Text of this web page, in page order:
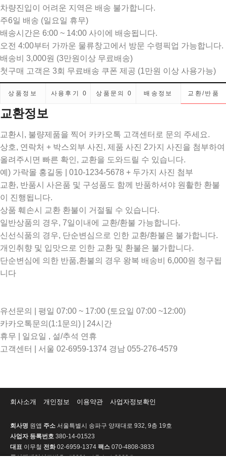
차량진입이 어려운 지역은 배송 불가합니다.
주6일 배송 (일요일 휴무)
배송시간은 6:00 ~ 14:00 사이에 배송됩니다.
오전 4:00부터 가까운 물류창고에서 방문 수령픽업 가능합니다.
배송비 3,000원 (3만원이상 무료배송)
첫구매 고객은 3회 무료배송 쿠폰 제공 (1만원 이상 사용가능)
상품정보 사용후기 0 상품문의0 배송정보 교환/반품
교환정보
교환시, 불량제품을 찍어 카카오톡 고객센터로 문의 주세요.
상호, 연락처 + 박스외부 사진, 제품 사진 2가지 사진을 첨부하여
올려주시면 빠른 확인, 교환을 도와드릴 수 있습니다.
예) 가락몰 홍길동 | 010-1234-5678 + 두가지 사진 첨부
교환, 반품시 사은품 및 구성품도 함께 반품하셔야 원활한 환불
이 진행됩니다.
상품 훼손시 교환 환불이 거절될 수 있습니다.
일반상품의 경우, 7일이내에 교환/환불 가능합니다.
신선식품의 경우, 단순변심으로 인한 교환/환불은 불가합니다.
개인취향 및 입맛으로 인한 교환 및 환불은 불가합니다.
단순변심에 의한 반품,환불의 경우 왕복 배송비 6,000원 청구됩
니다
유선문의 | 평일 07:00 ~ 17:00 (토요일 07:00 ~12:00)
카카오톡문의(1:1문의) | 24시간
휴무 | 일요일 , 설/추석 연휴
고객센터 | 서울 02-6959-1374 경남 055-276-4579
회사소개 개인정보 이용약관 사업자정보확인
회사명 원앱 주소 서울특별시 송파구 양재대로 932, 9층 19호
사업자 등록번호 380-14-01523
대표 이무철 전화02-6959-1374 팩스 070-4808-3833
통신판매업신고번호제2021-서울송파-2063호